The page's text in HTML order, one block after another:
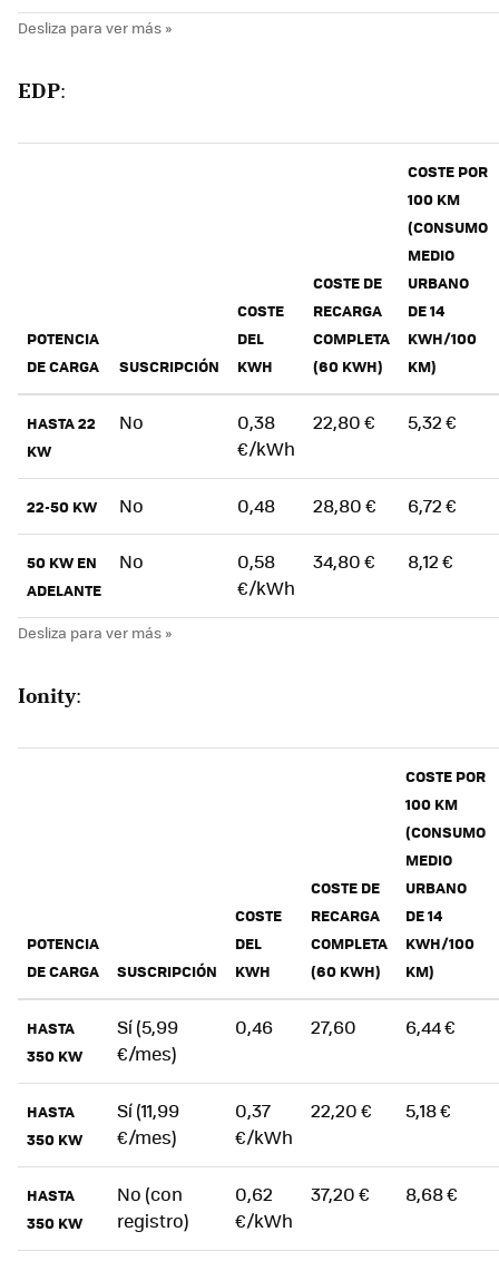
EDP:
POTENCIA
DE CARGA
SUSCRIPCIÓN
COSTE
DEL
KWH
COSTE DE
RECARGA
COMPLETA
(60 KWH)
COSTE POR
100 KM
(CONSUMO
MEDIO
URBANO
DE 14
KWH/100
KM)
HASTA 22
KW
No
0,38
€/kWh
22,80 € 5,32 €
22-50 KW No 0,48 28,80 € 6,72 €
50 KW EN
ADELANTE
No
0,58
€/kWh
34,80 € 8,12 €
Ionity:
POTENCIA
DE CARGA
SUSCRIPCIÓN
COSTE
DEL
KWH
COSTE DE
RECARGA
COMPLETA
(60 KWH)
COSTE POR
100 KM
(CONSUMO
MEDIO
URBANO
DE 14
KWH/100
KM)
HASTA
350 KW
Sí (5,99
€/mes)
0,46 27,60 6,44 €
HASTA
350 KW
Sí (11,99
€/mes)
0,37
€/kWh
22,20 € 5,18 €
HASTA
350 KW
No (con
registro)
0,62
€/kWh
37,20 € 8,68 €